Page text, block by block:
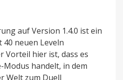
auf Version 1.4.0 ist ein
neuen Leveln
Vorteil hier ist, dass es
Modus handelt, in dem
Welt zum Duell